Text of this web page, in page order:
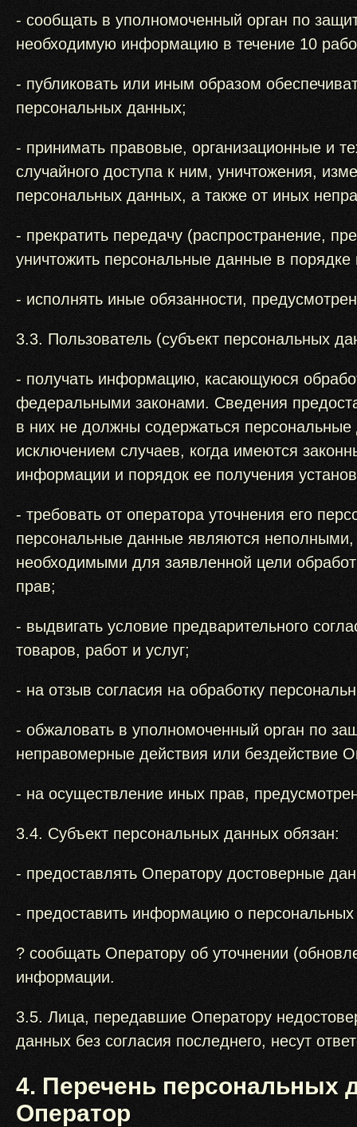
- сообщать в уполномоченный орган по
необходимую информацию в течение 10
- публиковать или иным образом
персональных данных;
- принимать правовые, организационные и
случайного доступа к ним, уничтожения,
персональных данных, а также от иных
- прекратить передачу (распространение,
уничтожить персональные данные в
- исполнять иные обязанности,
3.3. Пользователь (субъект персональных
- получать информацию, касающуюся
федеральными законами. Сведения
в них не должны содержаться
исключением случаев, когда имеются
информации и порядок ее получения
- требовать от оператора уточнения его
персональные данные являются
необходимыми для заявленной цели
прав;
- выдвигать условие предварительного
товаров, работ и услуг;
- на отзыв согласия на обработку
- обжаловать в уполномоченный орган по
неправомерные действия или бездействие
- на осуществление иных прав,
3.4. Субъект персональных данных обязан:
- предоставлять Оператору достоверные
- предоставить информацию о
? сообщать Оператору об уточнении
информации.
3.5. Лица, передавшие Оператору
данных без согласия последнего, несут
4. Перечень персональных
Оператор